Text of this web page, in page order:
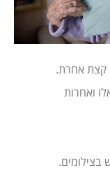
קצת אחרת.
ואחרות
בצילומים.